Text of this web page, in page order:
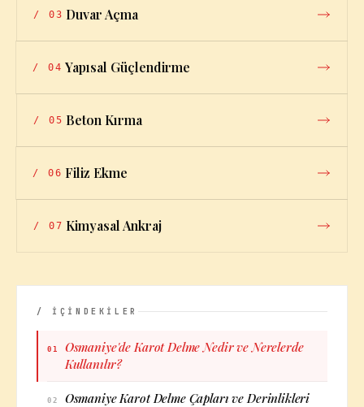
/ 03 Duvar Açma
/ 04 Yapısal Güçlendirme
/ 05 Beton Kırma
/ 06 Filiz Ekme
/ 07 Kimyasal Ankraj
/ İÇİNDEKİLER
01
Osmaniye'de Karot Delme Nedir ve Nerelerde
Kullanılır?
02 Osmaniye Karot Delme Çapları ve Derinlikleri